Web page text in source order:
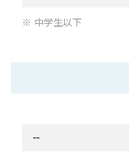
中学生以下